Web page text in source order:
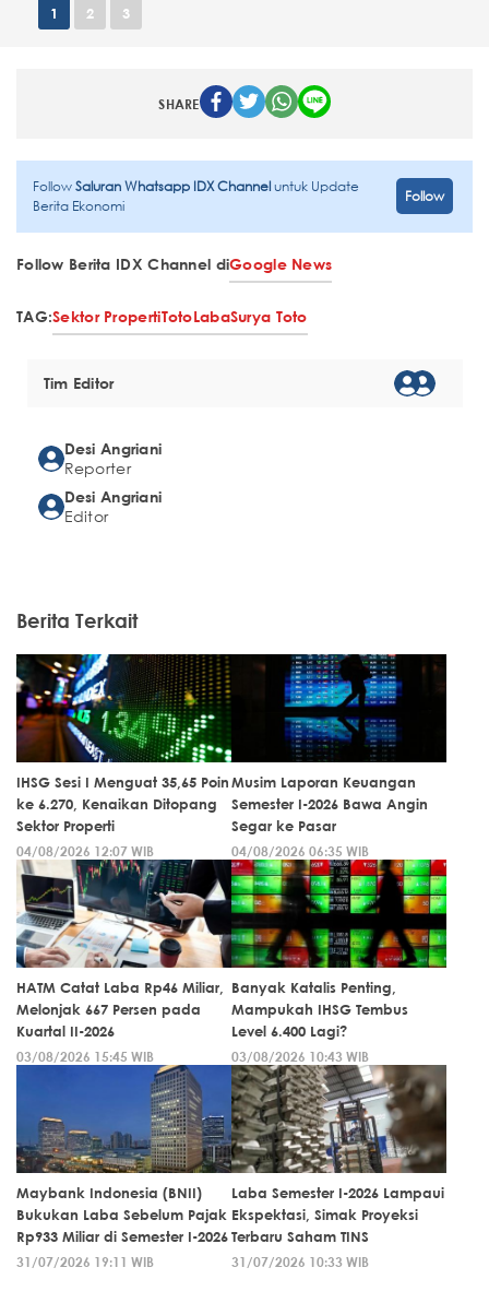
1 2 3
SHARE
FollowSaluran Whatsapp IDX Channeluntuk Update
Berita Ekonomi
Follow
Follow Berita IDX Channel diGoogle News
TAG:Sektor PropertiTotoLabaSurya Toto
Tim Editor
Desi Angriani
Reporter
Desi Angriani
Editor
Berita Terkait
IHSG Sesi I Menguat 35,65 Poin
ke 6.270, Kenaikan Ditopang
Sektor Properti
04/08/2026 12:07 WIB
Musim Laporan Keuangan
Semester I-2026 Bawa Angin
Segar ke Pasar
04/08/2026 06:35 WIB
HATM Catat Laba Rp46 Miliar,
Melonjak 667 Persen pada
Kuartal II-2026
03/08/2026 15:45 WIB
Banyak Katalis Penting,
Mampukah IHSG Tembus
Level 6.400 Lagi?
03/08/2026 10:43 WIB
Maybank Indonesia (BNII)
Bukukan Laba Sebelum Pajak
Rp933 Miliar di Semester I-2026
31/07/2026 19:11 WIB
Laba Semester I-2026 Lampaui
Ekspektasi, Simak Proyeksi
Terbaru Saham TINS
31/07/2026 10:33 WIB